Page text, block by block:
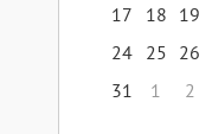
17
18 19
24 25 26
31
1 2